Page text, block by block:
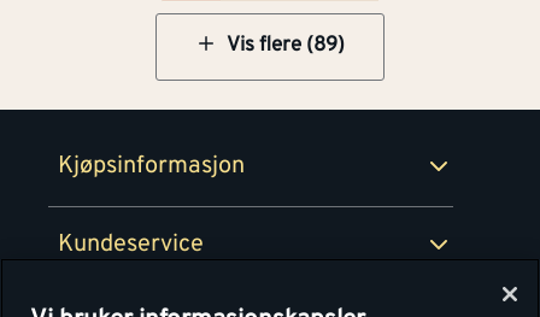
Vis flere (89)
Kjøpsinformasjon
Retur- og angrerettsskjema
Kundeservice
Medlemsavtaler
Personvern
Våre kjøkkensentre